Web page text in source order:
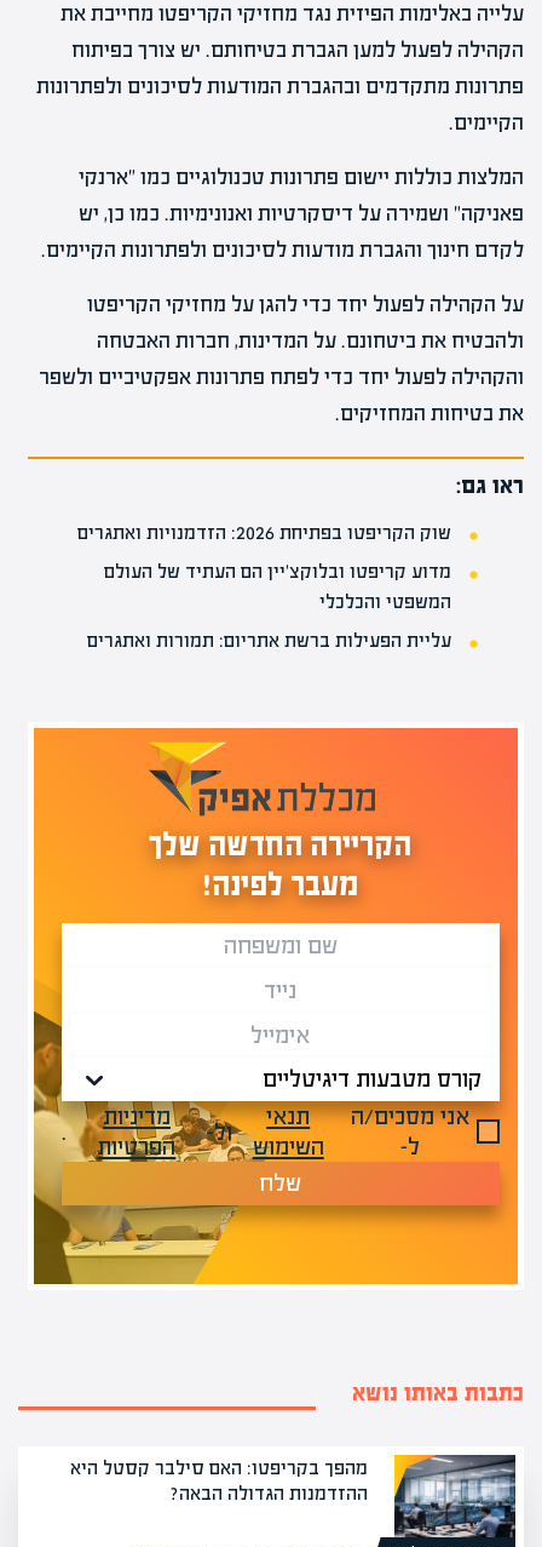
עלייה באלימות הפיזית נגד מחזיקי הקריפטו מחייבת את
הקהילה לפעול למען הגברת בטיחותם. יש צורך בפיתוח
פתרונות מתקדמים ובהגברת המודעות לסיכונים ולפתרונות
הקיימים.
המלצות כוללות יישום פתרונות טכנולוגיים כמו "ארנקי
פאניקה" ושמירה על דיסקרטיות ואנונימיות. כמו כן, יש
לקדם חינוך והגברת מודעות לסיכונים ולפתרונות הקיימים.
על הקהילה לפעול יחד כדי להגן על מחזיקי הקריפטו
ולהבטיח את ביטחונם. על המדינות, חברות האבטחה
והקהילה לפעול יחד כדי לפתח פתרונות אפקטיביים ולשפר
את בטיחות המחזיקים.
ראו גם:
שוק הקריפטו בפתיחת 2026: הזדמנויות ואתגרים
מדוע קריפטו ובלוקצ'יין הם העתיד של העולם
המשפטי והכלכלי
עליית הפעילות ברשת אתריום: תמורות ואתגרים
הקריירה החדשה שלך
מעבר לפינה!
אני מסכים/ה
ל-
תנאי
השימוש
ול-
מדיניות
הפרטיות
.
שלח
כתבות באותו נושא
מהפך בקריפטו: האם סילבר קסטל היא
ההזדמנות הגדולה הבאה?